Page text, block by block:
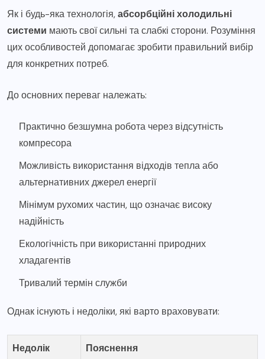
Як і будь-яка технологія,абсорбційні холодильні
системи мають свої сильні та слабкі сторони. Розуміння
цих особливостей допомагає зробити правильний вибір
для конкретних потреб.
До основних переваг належать:
Практично безшумна робота через відсутність
компресора
Можливість використання відходів тепла або
альтернативних джерел енергії
Мінімум рухомих частин, що означає високу
надійність
Екологічність при використанні природних
хладагентів
Тривалий термін служби
Однак існують і недоліки, які варто враховувати:
Недолік Пояснення